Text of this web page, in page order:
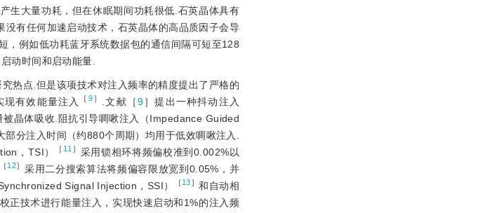
生大量功耗，但在休眠期间功耗很低.石英晶体具有
有任何加速启动技术，石英晶体的高品质因子会导
，例如低功耗蓝牙系统数据包的通信间隔可短至128
动时间和启动能量.
热点.但是该项技术对注入频率的精度提出了严格的
有效能量注入
［ 9］ .文献［9］提出一种抖动注入
晶体吸收.阻抗引导啁啾注入（Impedance Guided
分注入时间（约880个周期）均用于低效啁啾注入.
，TSI）
［ 11 ］ 采用锁相环将频偏校准到0.002%以
［12］ 采用二分搜索算法将频偏容限放宽到0.05%，并
Signal Injection，SSI）
［13］和自动相
正技术进行能量注入，实现快速启动和1%的注入频